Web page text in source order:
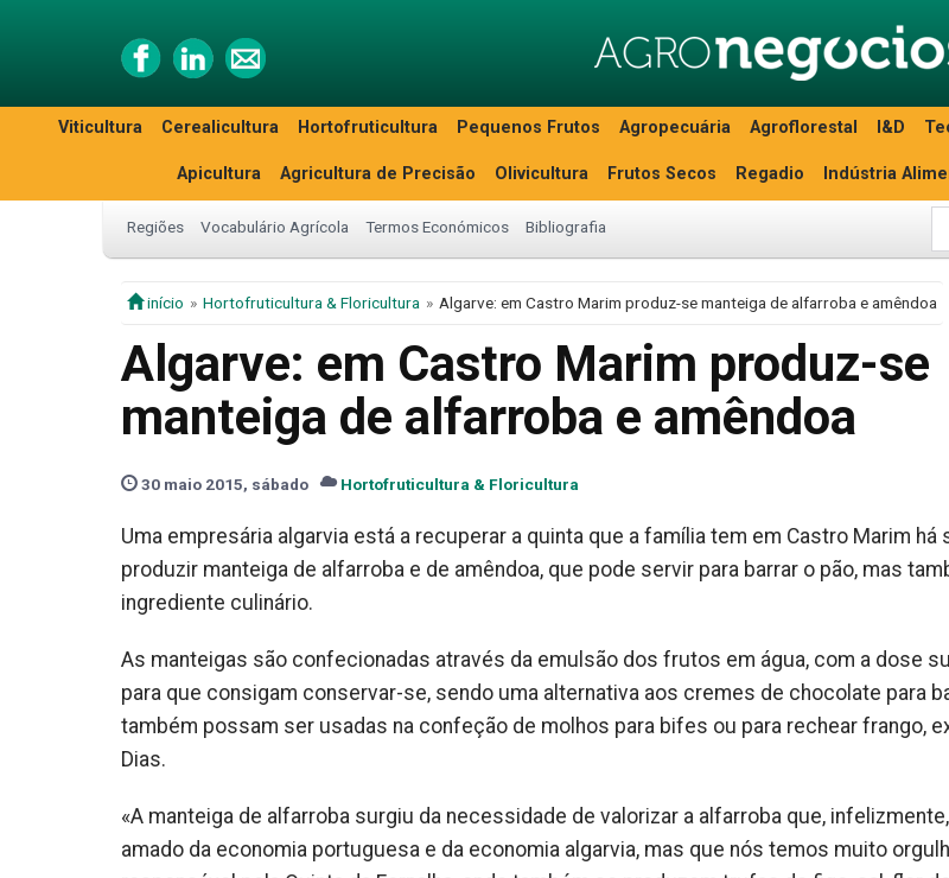
Viticultura Cerealicultura Hortofruticultura Pequenos Frutos Agropecuária Agroflorestal I&D
Apicultura Agricultura de Precisão Olivicultura Frutos Secos Regadio Indústria
Regiões Vocabulário Agrícola Termos Económicos Bibliografia
início Hortofruticultura & Floricultura Algarve: em Castro Marim produz-se manteiga de alfarroba e amêndoa
Algarve: em Castro Marim produz-se
manteiga de alfarroba e amêndoa
30 maio 2015, sábado Hortofruticultura & Floricultura
Uma empresária algarvia está a recuperar a quinta que a família tem em Castro Marim há
produzir manteiga de alfarroba e de amêndoa, que pode servir para barrar o pão, mas
ingrediente culinário.
As manteigas são confecionadas através da emulsão dos frutos em água, com a dose
para que consigam conservar-se, sendo uma alternativa aos cremes de chocolate para
também possam ser usadas na confeção de molhos para bifes ou para rechear frango,
Dias.
«A manteiga de alfarroba surgiu da necessidade de valorizar a alfarroba que,
amado da economia portuguesa e da economia algarvia, mas que nós temos muito